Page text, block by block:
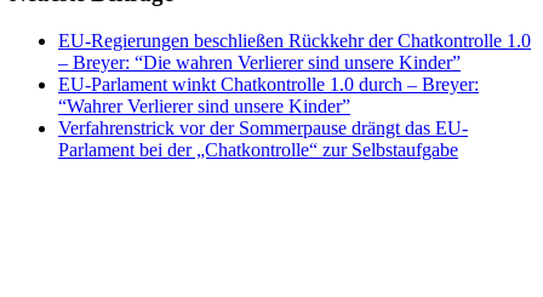
EU-Regierungen beschließen Rückkehr der Chatkontrolle 1.0
– Breyer: “Die wahren Verlierer sind unsere Kinder”
EU-Parlament winkt Chatkontrolle 1.0 durch – Breyer:
“Wahrer Verlierer sind unsere Kinder”
Verfahrenstrick vor der Sommerpause drängt das EU-
Parlament bei der „Chatkontrolle“ zur Selbstaufgabe